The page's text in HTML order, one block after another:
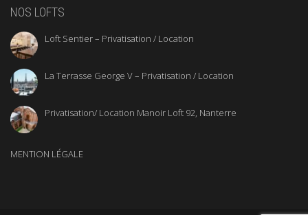
NOS LOFTS
Loft Sentier – Privatisation / Location
La Terrasse George V – Privatisation / Location
Privatisation/ Location Manoir Loft 92, Nanterre
MENTION LÉGALE